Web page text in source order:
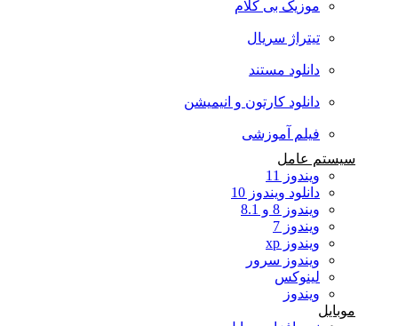
موزیک بی کلام
تیتراژ سریال
دانلود مستند
دانلود کارتون و انیمیشن
فیلم آموزشی
سیستم عامل
ویندوز 11
دانلود ویندوز 10
ویندوز 8 و 8.1
ویندوز 7
ویندوز xp
ویندوز سرور
لینوکس
ویندوز
موبایل